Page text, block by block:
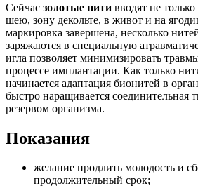
Сейчас золотые нити вводят не
шею, зону декольте, в живот и на
маркировка завершена, несколько
заряжаются в специальную
игла позволяет минимизировать
процессе имплантации. Как только
начинается адаптация бионитей в
быстро наращивается соединительная
резервом организма.
Показания
желание продлить молодость и
продолжительный срок;